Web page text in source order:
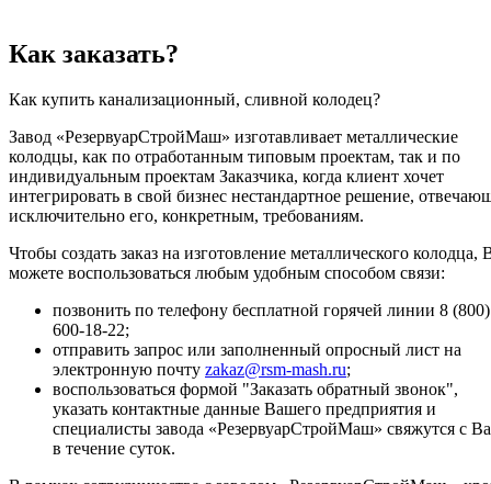
Как заказать?
Как купить канализационный, сливной колодец?
Завод «РезервуарСтройМаш» изготавливает металлические
колодцы, как по отработанным типовым проектам, так и по
индивидуальным проектам Заказчика, когда клиент хочет
интегрировать в свой бизнес нестандартное решение,
исключительно его, конкретным, требованиям.
Чтобы создать заказ на изготовление металлического колодца,
можете воспользоваться любым удобным способом связи:
позвонить по телефону бесплатной горячей линии 8 (800)
600-18-22;
отправить запрос или заполненный опросный лист на
электронную почту zakaz@rsm-mash.ru;
воспользоваться формой "Заказать обратный звонок",
указать контактные данные Вашего предприятия и
специалисты завода «РезервуарСтройМаш» свяжутся с
в течение суток.